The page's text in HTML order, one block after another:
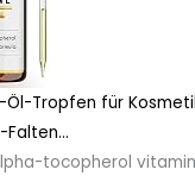
Öl-Tropfen für
tocopherol